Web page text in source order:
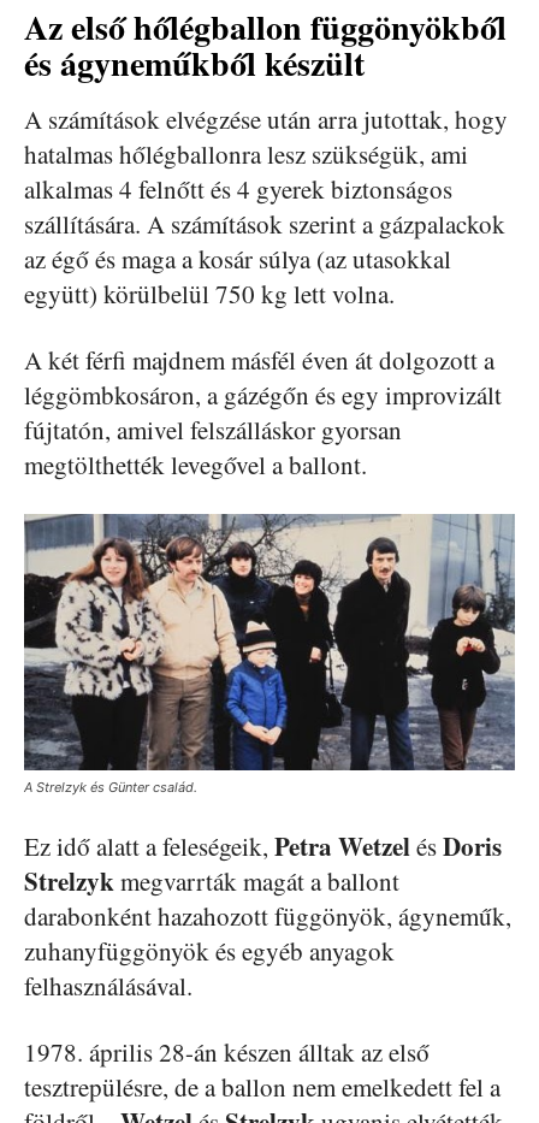
Az első hőlégballon függönyökből
és ágyneműkből készült
A számítások elvégzése után arra jutottak, hogy
hatalmas hőlégballonra lesz szükségük, ami
alkalmas 4 felnőtt és 4 gyerek biztonságos
szállítására. A számítások szerint a gázpalackok
az égő és maga a kosár súlya (az utasokkal
együtt) körülbelül 750 kg lett volna.
A két férfi majdnem másfél éven át dolgozott a
léggömbkosáron, a gázégőn és egy improvizált
fújtatón, amivel felszálláskor gyorsan
megtölthették levegővel a ballont.
A Strelzyk és Günter család.
Ez idő alatt a feleségeik, Petra WetzelésDoris
Strelzykmegvarrták magát a ballont
darabonként hazahozott függönyök, ágyneműk,
zuhanyfüggönyök és egyéb anyagok
felhasználásával.
1978. április 28-án készen álltak az első
tesztrepülésre, de a ballon nem emelkedett fel a